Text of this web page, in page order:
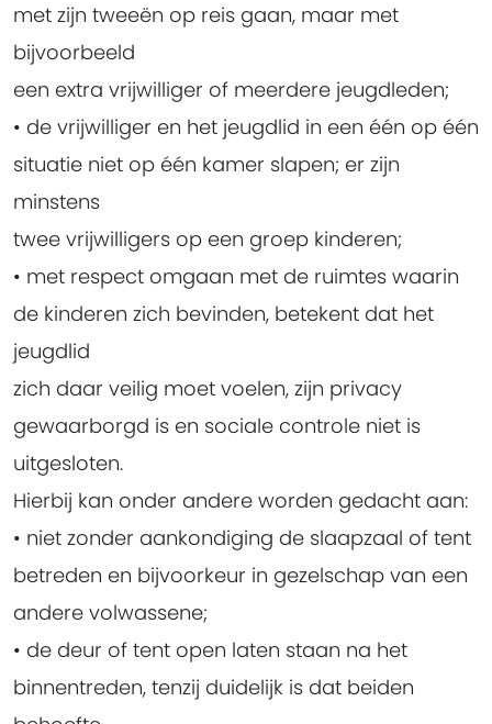
met zijn tweeën op reis gaan, maar met
bijvoorbeeld
een extra vrijwilliger of meerdere jeugdleden;
• de vrijwilliger en het jeugdlid in een één op één
situatie niet op één kamer slapen; er zijn
minstens
twee vrijwilligers op een groep kinderen;
• met respect omgaan met de ruimtes waarin
de kinderen zich bevinden, betekent dat het
jeugdlid
zich daar veilig moet voelen, zijn privacy
gewaarborgd is en sociale controle niet is
uitgesloten.
Hierbij kan onder andere worden gedacht aan:
• niet zonder aankondiging de slaapzaal of tent
betreden en bijvoorkeur in gezelschap van een
andere volwassene;
• de deur of tent open laten staan na het
binnentreden, tenzij duidelijk is dat beiden